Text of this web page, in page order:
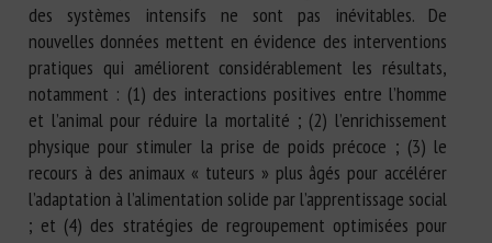
des systèmes intensifs ne sont pas inévitables. De
nouvelles données mettent en évidence des interventions
pratiques qui améliorent considérablement les résultats,
notamment : (1) des interactions positives entre l’homme
et l’animal pour réduire la mortalité ; (2) l’enrichissement
physique pour stimuler la prise de poids précoce ; (3) le
recours à des animaux « tuteurs » plus âgés pour accélérer
l’adaptation à l’alimentation solide par l’apprentissage social
; et (4) des stratégies de regroupement optimisées pour